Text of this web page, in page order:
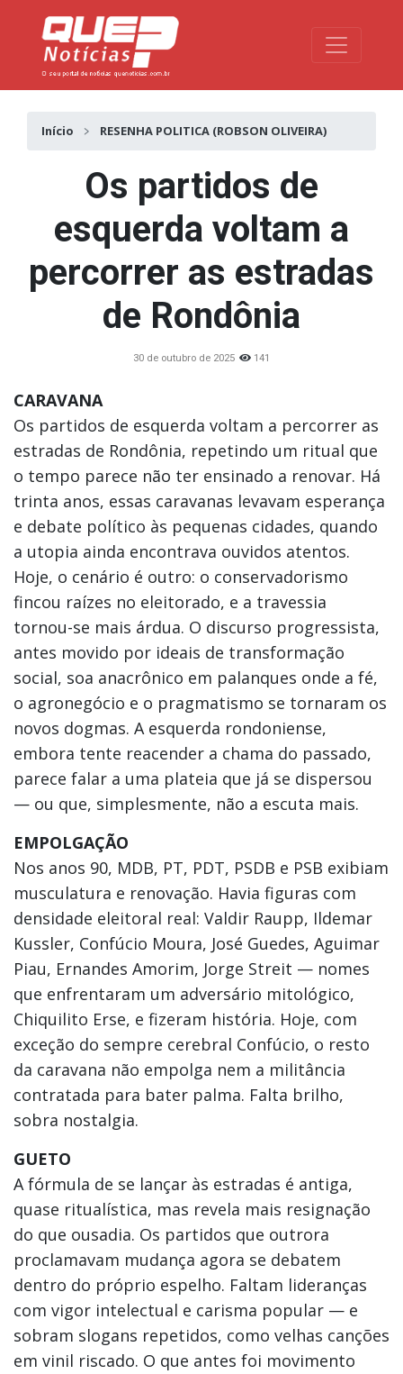
Toggle
Início RESENHA POLITICA (ROBSON OLIVEIRA)
Os partidos de
esquerda voltam a
percorrer as estradas
de Rondônia
30 de outubro de 2025 141
CARAVANA
Os partidos de esquerda voltam a percorrer as
estradas de Rondônia, repetindo um ritual que
o tempo parece não ter ensinado a renovar. Há
trinta anos, essas caravanas levavam esperança
e debate político às pequenas cidades, quando
a utopia ainda encontrava ouvidos atentos.
Hoje, o cenário é outro: o conservadorismo
fincou raízes no eleitorado, e a travessia
tornou-se mais árdua. O discurso progressista,
antes movido por ideais de transformação
social, soa anacrônico em palanques onde a fé,
o agronegócio e o pragmatismo se tornaram os
novos dogmas. A esquerda rondoniense,
embora tente reacender a chama do passado,
parece falar a uma plateia que já se dispersou
— ou que, simplesmente, não a escuta mais.
EMPOLGAÇÃO
Nos anos 90, MDB, PT, PDT, PSDB e PSB exibiam
musculatura e renovação. Havia figuras com
densidade eleitoral real: Valdir Raupp, Ildemar
Kussler, Confúcio Moura, José Guedes, Aguimar
Piau, Ernandes Amorim, Jorge Streit — nomes
que enfrentaram um adversário mitológico,
Chiquilito Erse, e fizeram história. Hoje, com
exceção do sempre cerebral Confúcio, o resto
da caravana não empolga nem a militância
contratada para bater palma. Falta brilho,
sobra nostalgia.
GUETO
A fórmula de se lançar às estradas é antiga,
quase ritualística, mas revela mais resignação
do que ousadia. Os partidos que outrora
proclamavam mudança agora se debatem
dentro do próprio espelho. Faltam lideranças
com vigor intelectual e carisma popular — e
sobram slogans repetidos, como velhas canções
em vinil riscado. O que antes foi movimento